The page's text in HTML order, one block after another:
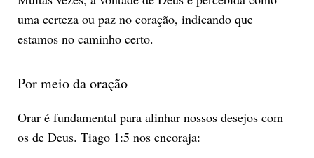
uma certeza ou paz no coração, indicando que
estamos no caminho certo.
Por meio da oração
Orar é fundamental para alinhar nossos desejos com
os de Deus. Tiago 1:5 nos encoraja: